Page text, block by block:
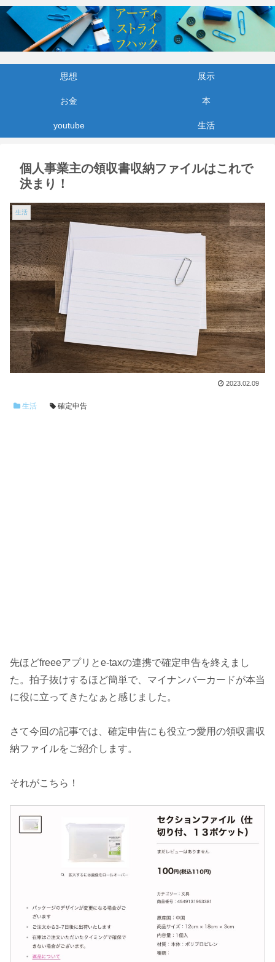
思想 展示
お金 本
youtube 生活
個人事業主の領収書収納ファイルはこれで
決まり！
生活
2023.02.09
生活 確定申告
先ほどfreeeアプリとe-taxの連携で確定申告を終えまし
た。拍子抜けするほど簡単で、マイナンバーカードが本当
に役に立ってきたなぁと感じました。
さて今回の記事では、確定申告にも役立つ愛用の領収書収
納ファイルをご紹介します。
それがこちら！